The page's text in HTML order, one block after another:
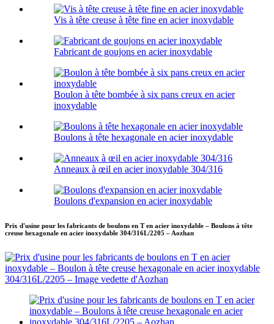
Vis à tête creuse à tête fine en acier inoxydable
Fabricant de goujons en acier inoxydable
Boulon à tête bombée à six pans creux en acier
inoxydable
Boulons à tête hexagonale en acier inoxydable
Anneaux à œil en acier inoxydable 304/316
Boulons d'expansion en acier inoxydable
Prix d'usine pour les fabricants de boulons en T en acier inoxydable – Boulons à tête
creuse hexagonale en acier inoxydable 304/316L/2205 – Aozhan